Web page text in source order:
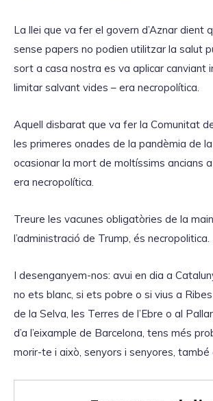
La llei que va fer el govern d’Aznar dient
sense papers no podien utilitzar la salut
sort a casa nostra es va aplicar canviant
limitar salvant vides – era necropolítica.
Aquell disbarat que va fer la Comunitat
les primeres onades de la pandèmia de
ocasionar la mort de moltíssims ancians
era necropolítica.
Treure les vacunes obligatòries de la
l’administració de Trump, és necropolitica.
I desenganyem-nos: avui en dia a
no ets blanc, si ets pobre o si vius a
de la Selva, les Terres de l’Ebre o al
d’a l’eixample de Barcelona, tens més
morir-te i això, senyors i senyores, també